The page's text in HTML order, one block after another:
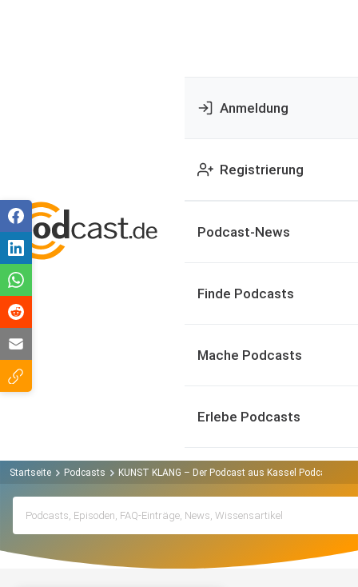
Anmeldung
Registrierung
Podcast-News
Finde Podcasts
Mache Podcasts
Erlebe Podcasts
Startseite Podcasts KUNST KLANG – Der Podcast aus Kassel Podcast